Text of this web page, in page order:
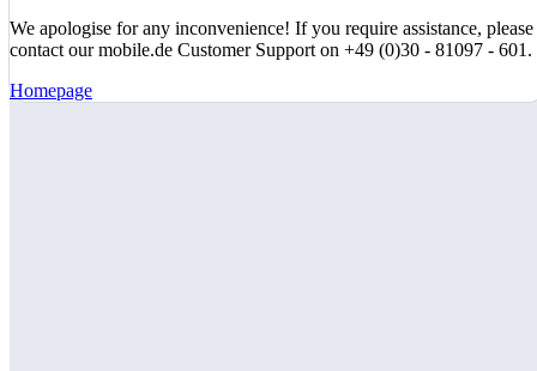
We apologise for any inconvenience! If you require assistance, please
contact our mobile.de Customer Support on +49 (0)30 - 81097 - 601.
Homepage